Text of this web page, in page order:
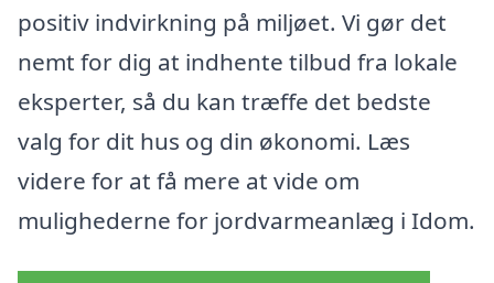
positiv indvirkning på miljøet. Vi gør det
nemt for dig at indhente tilbud fra lokale
eksperter, så du kan træffe det bedste
valg for dit hus og din økonomi. Læs
videre for at få mere at vide om
mulighederne for jordvarmeanlæg i Idom.